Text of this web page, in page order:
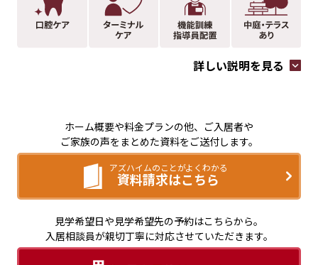
詳しい説明を見る
ホーム概要や料金プランの他、ご入居者や
ご家族の声をまとめた資料をご送付します。
アズハイムのことがよくわかる
資料請求はこちら
見学希望日や見学希望先の予約はこちらから。
入居相談員が親切丁寧に対応させていただきます。